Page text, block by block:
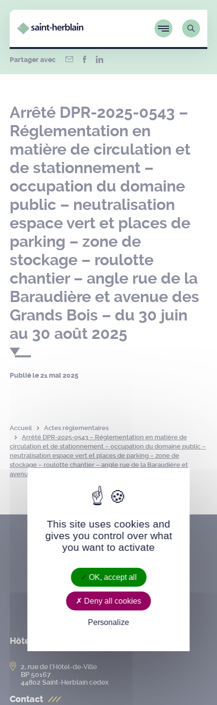
Partager avec
Arrêté DPR-2025-0543 –
Réglementation en
matière de circulation et
de stationnement –
occupation du domaine
public – neutralisation
espace vert et places de
parking – zone de
stockage – roulotte
chantier – angle rue de la
Baraudière et avenue des
Grands Bois – du 30 juin
au 30 août 2025
Publié le21 mai 2025
Accueil
Actes réglementaires
Arrêté DPR-2025-0543 – Réglementation en matière de
circulation et de stationnement – occupation du domaine public –
neutralisation espace vert et places de parking – zone de
stockage – roulotte chantier – angle rue de la Baraudière et
avenue des Grands Bois – du 30 juin au 30 août 2025
Hôtel de ville
2, rue de l’Hôtel-de-Ville
BP 50167
44802 Saint-Herblain cedex
Contact
This site uses cookies and
gives you control over what
you want to activate
OK, accept all
Deny all cookies
Personalize